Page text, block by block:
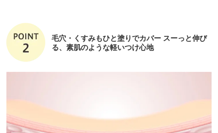
毛穴・くすみもひと塗りでカバー スーっと伸び
る、素肌のような軽いつけ心地